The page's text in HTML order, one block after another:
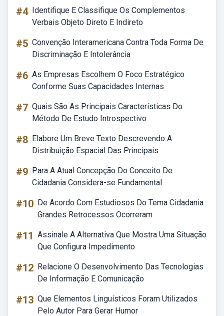
#4 Identifique E Classifique Os Complementos
Verbais Objeto Direto E Indireto
#5 Convenção Interamericana Contra Toda Forma De
Discriminação E Intolerância
#6 As Empresas Escolhem O Foco Estratégico
Conforme Suas Capacidades Internas
#7 Quais São As Principais Características Do
Método De Estudo Introspectivo
#8 Elabore Um Breve Texto Descrevendo A
Distribuição Espacial Das Principais
#9 Para A Atual Concepção Do Conceito De
Cidadania Considera-se Fundamental
#10 De Acordo Com Estudiosos Do Tema Cidadania
Grandes Retrocessos Ocorreram
#11 Assinale A Alternativa Que Mostra Uma Situação
Que Configura Impedimento
#12 Relacione O Desenvolvimento Das Tecnologias
De Informação E Comunicação
#13 Que Elementos Linguísticos Foram Utilizados
Pelo Autor Para Gerar Humor